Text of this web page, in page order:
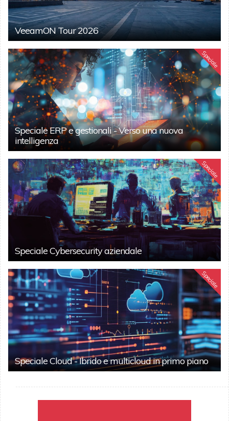
VeeamON Tour 2026
Speciale
Speciale ERP e gestionali - Verso una nuova
intelligenza
Speciale
Speciale Cybersecurity aziendale
Speciale
Speciale Cloud - Ibrido e multicloud in primo piano